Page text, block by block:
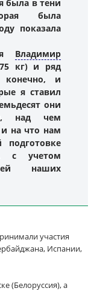
была в тени
была
показала
Владимир
кг) и ряд
конечно, и
я ставил
они
над чем
и на что нам
с учетом
наших
участия
Испании,
(Белоруссия), а